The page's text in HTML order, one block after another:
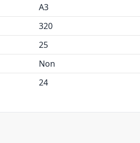
A3
320
25
Non
24